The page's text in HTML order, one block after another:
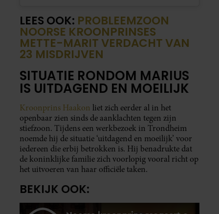
LEES OOK: PROBLEEMZOON
NOORSE KROONPRINSES
METTE-MARIT VERDACHT VAN
23 MISDRIJVEN
SITUATIE RONDOM MARIUS
IS UITDAGEND EN MOEILIJK
Kroonprins Haakon liet zich eerder al in het
openbaar zien sinds de aanklachten tegen zijn
stiefzoon. Tijdens een werkbezoek in Trondheim
noemde hij de situatie ‘uitdagend en moeilijk’ voor
iedereen die erbij betrokken is. Hij benadrukte dat
de koninklijke familie zich voorlopig vooral richt op
het uitvoeren van haar officiële taken.
BEKIJK OOK: